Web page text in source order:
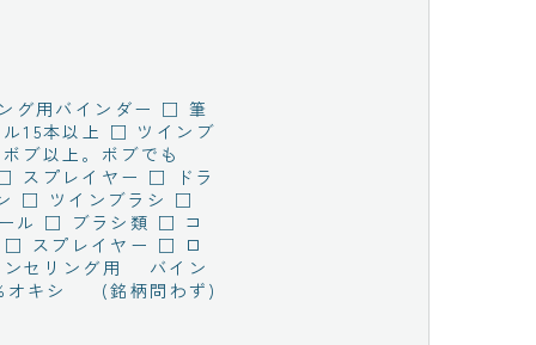
グ用バインダー □ 筆
15本以上 □ ツインブ
ブ以上。ボブでも
スプレイヤー □ ドラ
□ ツインブラシ □
ル □ ブラシ類 □ コ
スプレイヤー □ ロ
ンセリング用 バイン
オキシ (銘柄問わず)